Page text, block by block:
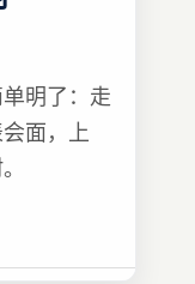
明了：走
面，上